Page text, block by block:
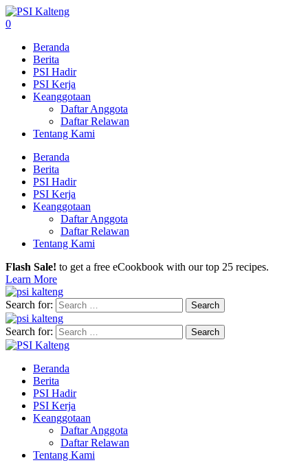
0
Beranda
Berita
PSI Hadir
PSI Kerja
Keanggotaan
Daftar Anggota
Daftar Relawan
Tentang Kami
Beranda
Berita
PSI Hadir
PSI Kerja
Keanggotaan
Daftar Anggota
Daftar Relawan
Tentang Kami
Flash Sale! to get a free eCookbook with our top 25 recipes.
Learn More
Search for:
Search for:
Beranda
Berita
PSI Hadir
PSI Kerja
Keanggotaan
Daftar Anggota
Daftar Relawan
Tentang Kami